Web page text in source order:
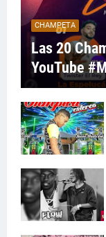
CHAMPETA
Las 20
YouTube